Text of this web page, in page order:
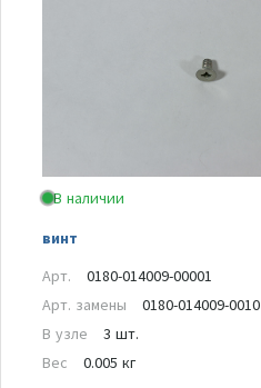
В наличии
винт
Арт.
0180-014009-00001
Арт. замены
0180-014009-0010
В узле
3 шт.
Вес
0.005 кг